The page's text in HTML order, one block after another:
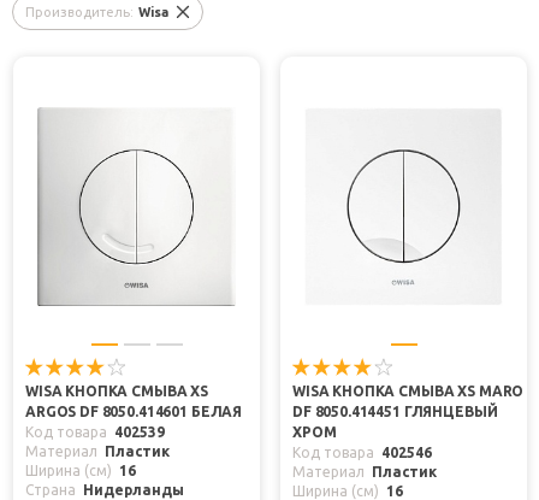
Производитель: Wisa
WISA КНОПКА СМЫВА XS
ARGOS DF 8050.414601 БЕЛАЯ
Код товара
402539
Материал
Пластик
Ширина (см)
16
Страна
Нидерланды
WISA КНОПКА СМЫВА XS MARO
DF 8050.414451 ГЛЯНЦЕВЫЙ
ХРОМ
Код товара
402546
Материал
Пластик
Ширина (см)
16